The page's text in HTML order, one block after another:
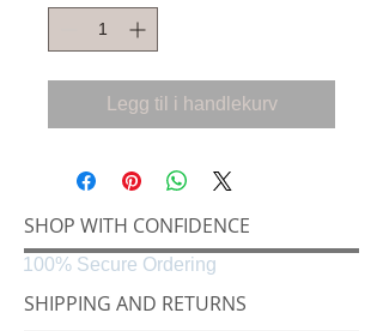
Legg til i handlekurv
SHOP WITH CONFIDENCE
SHIPPING AND RETURNS
100% Secure Ordering